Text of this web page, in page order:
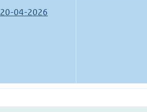
20-04-2026